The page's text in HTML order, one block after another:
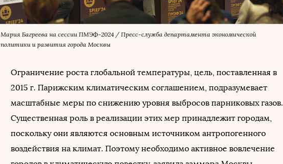
Мария Багреева на сессии ПМЭФ-2024 / Пресс-служба департамента экономической
политики и развития города Москвы
Ограничение роста глобальной температуры, цель, поставленная в
2015 г. Парижским климатическим соглашением, подразумевает
масштабные меры по снижению уровня выбросов парниковых газов.
Существенная роль в реализации этих мер принадлежит городам,
поскольку они являются основным источником антропогенного
воздействия на климат. Поэтому необходимо активное вовлечение